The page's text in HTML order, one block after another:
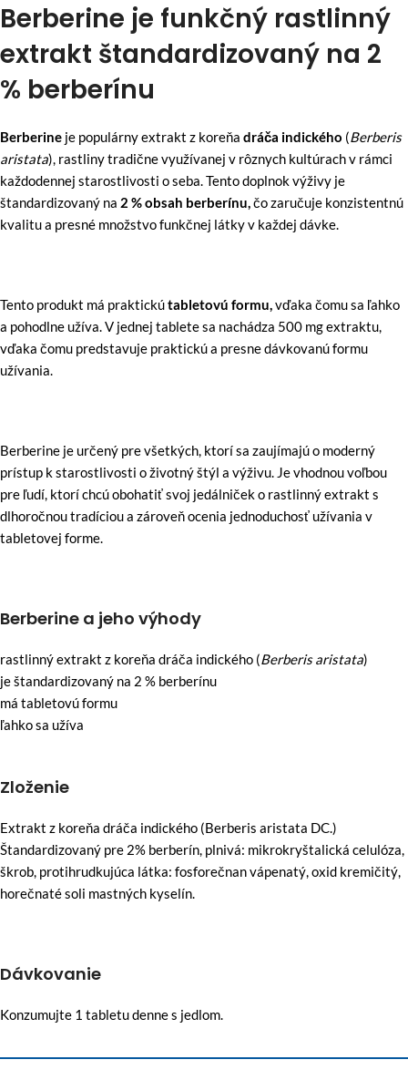
Berberine je funkčný rastlinný
extrakt štandardizovaný na 2
% berberínu
Berberine je populárny extrakt z koreňa dráča indického (Berberis
aristata), rastliny tradične využívanej v rôznych kultúrach v rámci
každodennej starostlivosti o seba. Tento doplnok výživy je
štandardizovaný na 2 % obsah berberínu,čo zaručuje konzistentnú
kvalitu a presné množstvo funkčnej látky v každej dávke.
Tento produkt má praktickútabletovú formu,vďaka čomu sa ľahko
a pohodlne užíva. V jednej tablete sa nachádza 500 mg extraktu,
vďaka čomu predstavuje praktickú a presne dávkovanú formu
užívania.
Berberine je určený pre všetkých, ktorí sa zaujímajú o moderný
prístup k starostlivosti o životný štýl a výživu. Je vhodnou voľbou
pre ľudí, ktorí chcú obohatiť svoj jedálniček o rastlinný extrakt s
dlhoročnou tradíciou a zároveň ocenia jednoduchosť užívania v
tabletovej forme.
Berberine a jeho výhody
rastlinný extrakt z koreňa dráča indického (Berberis aristata)
je štandardizovaný na 2 % berberínu
má tabletovú formu
ľahko sa užíva
Zloženie
Extrakt z koreňa dráča indického (Berberis aristata DC.)
Štandardizovaný pre 2% berberín, plnivá: mikrokryštalická celulóza,
škrob, protihrudkujúca látka: fosforečnan vápenatý, oxid kremičitý,
horečnaté soli mastných kyselín.
Dávkovanie
Konzumujte 1 tabletu denne s jedlom.